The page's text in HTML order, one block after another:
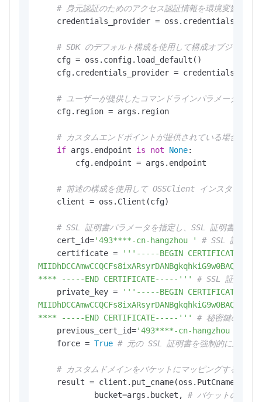
# 身元認証のためのアクセス認証情報を環境変数から
credentials_provider =
# SDK のデフォルト構成を使用して構成オブジェクト
    cfg = oss.config.load_default()
cfg.credentials_provider =
# ユーザーが提供したコマンドラインパラメータに基
    cfg.region = args.region
# カスタムエンドポイントが提供されている場合は
if args.endpoint is not None:
        cfg.endpoint = args.endpoint
# 前述の構成を使用して OSSClient インスタンスを
    client = oss.Client(cfg)
# SSL 証明書パラメータを指定し、SSL 証明書をカス
    cert_id=
'493****-cn-hangzhou '
# SSL 証明書
    certificate =
'''-----BEGIN CERTIFICATE-----
**** -----END CERTIFICATE-----'''
# SSL 証明書の
    private_key =
'''-----BEGIN CERTIFICATE-----
**** -----END CERTIFICATE-----'''
# 秘密鍵のコン
    previous_cert_id=
'493****-cn-hangzhou '
    force =
True # 元の SSL 証明書を強制的に上書き
# カスタムドメインをバケットにマッピングするため
result =
            bucket=args.bucket,
# バケットの名前。